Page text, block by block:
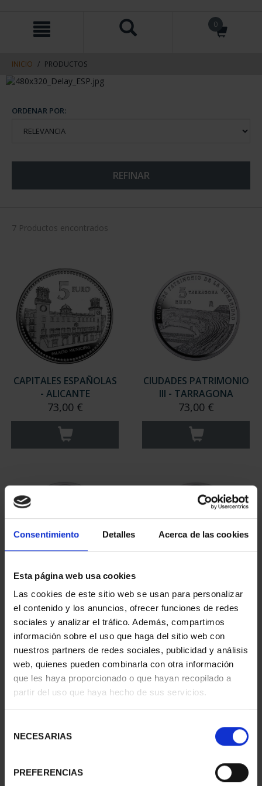
Consentimiento Detalles Acerca de las cookies
Esta página web usa cookies
Las cookies de este sitio web se usan para personalizar
el contenido y los anuncios, ofrecer funciones de redes
sociales y analizar el tráfico. Además, compartimos
información sobre el uso que haga del sitio web con
nuestros partners de redes sociales, publicidad y análisis
web, quienes pueden combinarla con otra información
que les haya proporcionado o que hayan recopilado a
partir del uso que haya hecho de sus servicios.
NECESARIAS
PREFERENCIAS
contenido
navegacin
0
INICIO PRODUCTOS
ORDENAR POR:
REFINAR
7 Productos encontrados
CAPITALES ESPAÑOLAS
- ALICANTE
73,00 €
CIUDADES PATRIMONIO
III - TARRAGONA
73,00 €
CIUDADES PATRIMONIO
III - SEGOVIA
73,00 €
CIUDADES PATRIMONIO
III - UBEDA
73,00 €